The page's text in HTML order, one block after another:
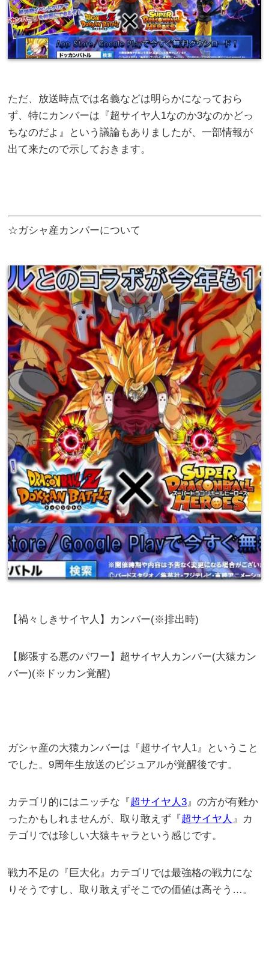
ただ、放送時点では名義などは明らかになっておら
ず、特にカンバーは『超サイヤ人1なのか3なのかどっ
ちなのだよ』という議論もありましたが、一部情報が
出て来たので示しておきます。
☆ガシャ産カンバーについて
【禍々しきサイヤ人】カンバー(※排出時)
【膨張する悪のパワー】超サイヤ人カンバー(大猿カン
バー)(※ドッカン覚醒)
ガシャ産の大猿カンバーは『超サイヤ人1』ということ
でした。9周年生放送のビジュアルが覚醒後です。
カテゴリ的にはニッチな『超サイヤ人3』の方が有難か
ったかもしれませんが、取り敢えず『超サイヤ人 』カ
テゴリでは珍しい大猿キャラという感じです。
戦力不足の『巨大化』カテゴリでは最強格の戦力にな
りそうですし、取り敢えずそこでの価値は高そう…。